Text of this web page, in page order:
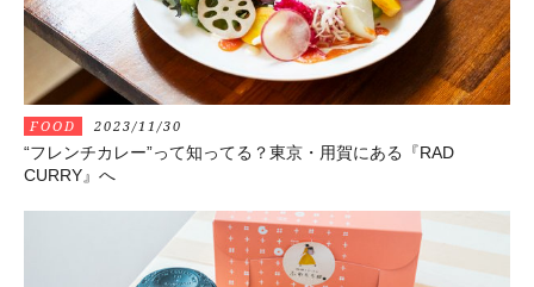
FOOD 2023/11/30
“フレンチカレー”って知ってる？東京・用賀にある『RAD
CURRY』へ